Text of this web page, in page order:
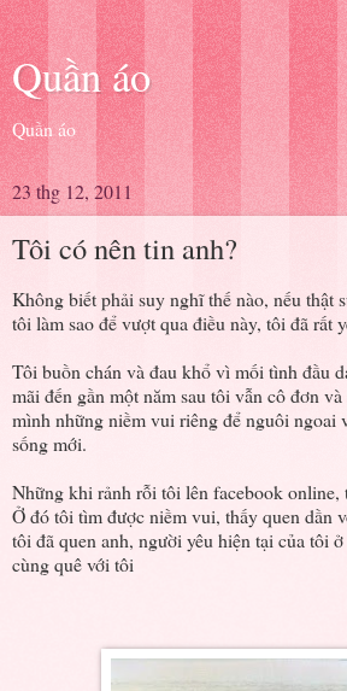
Quần áo
Quần áo
23 thg 12, 2011
Tôi có nên tin anh?
Không biết phải suy nghĩ thế nào, nếu thật
tôi làm sao để vượt qua điều này, tôi đã rất
Tôi buồn chán và đau khổ vì mối tình đầu
mãi đến gần một năm sau tôi vẫn cô đơn
mình những niềm vui riêng để nguôi ngoai
sống mới.
Những khi rảnh rỗi tôi lên facebook online,
Ở đó tôi tìm được niềm vui, thấy quen dần
tôi đã quen anh, người yêu hiện tại của tôi
cùng quê với tôi